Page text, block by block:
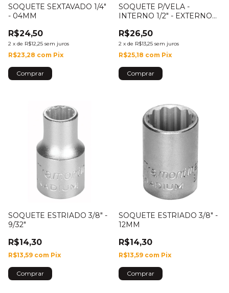
SOQUETE SEXTAVADO 1/4"
- 04MM
R$24,50
2 x de R$12,25 sem juros
R$23,28 com Pix
SOQUETE P/VELA -
INTERNO 1/2" - EXTERNO
R$26,50
2 x de R$13,25 sem juros
R$25,18 com Pix
SOQUETE ESTRIADO 3/8" -
9/32"
R$14,30
R$13,59 com Pix
SOQUETE ESTRIADO 3/8" -
12MM
R$14,30
R$13,59 com Pix